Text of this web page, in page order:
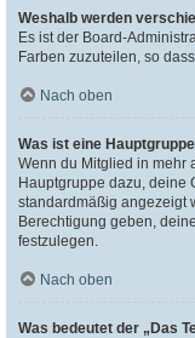
Weshalb werden
Es ist der Board-
Farben zuzuteilen, so
Nach oben
Was ist eine
Wenn du Mitglied in mehr
Hauptgruppe dazu, deine
standardmäßig angezeigt
Berechtigung geben,
festzulegen.
Nach oben
Was bedeutet der „Das